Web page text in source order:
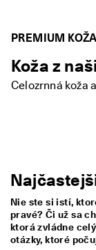
PREMIUM KOŽA
Koža z
Celozrnná koža
Nie ste si istí,
pravé? Či už sa
ktorá zvládne
otázky, ktoré